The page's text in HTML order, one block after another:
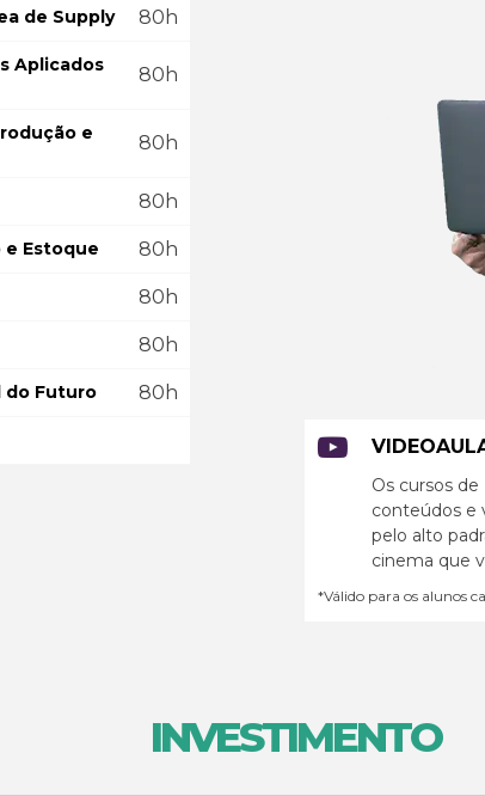
de Supply 80h
Aplicados
80h
e
80h
80h
Estoque 80h
80h
80h
do Futuro 80h
Os cursos
conteúdos e
pelo alto
cinema que
*Válido para os alunos
INVESTIMENTO